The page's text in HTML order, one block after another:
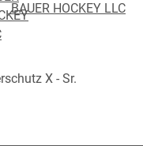
BAUER HOCKEY LLC
X - Sr.